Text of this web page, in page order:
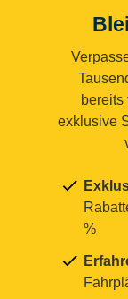
bereits
exklusive
%